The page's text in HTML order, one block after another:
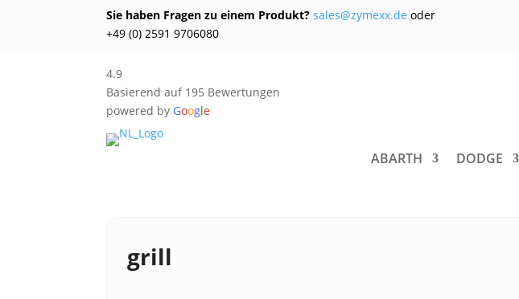
Sie haben Fragen zu einem Produkt? sales@zymexx.de oder
+49 (0) 2591 9706080
4.9
Basierend auf 195 Bewertungen
powered by Google
ABARTH DODGE
grill